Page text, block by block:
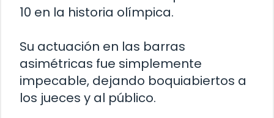
10 en la historia olímpica.
Su actuación en las barras
asimétricas fue simplemente
impecable, dejando boquiabiertos a
los jueces y al público.